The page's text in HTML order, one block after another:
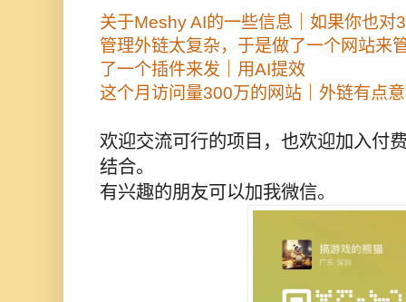
关于Meshy AI的一些信息｜如果你也对
管理外链太复杂，于是做了一个网站来
了一个插件来发｜用AI提效
这个月访问量300万的网站｜外链有点
欢迎交流可行的项目，也欢迎加入付
结合。
有兴趣的朋友可以加我微信。